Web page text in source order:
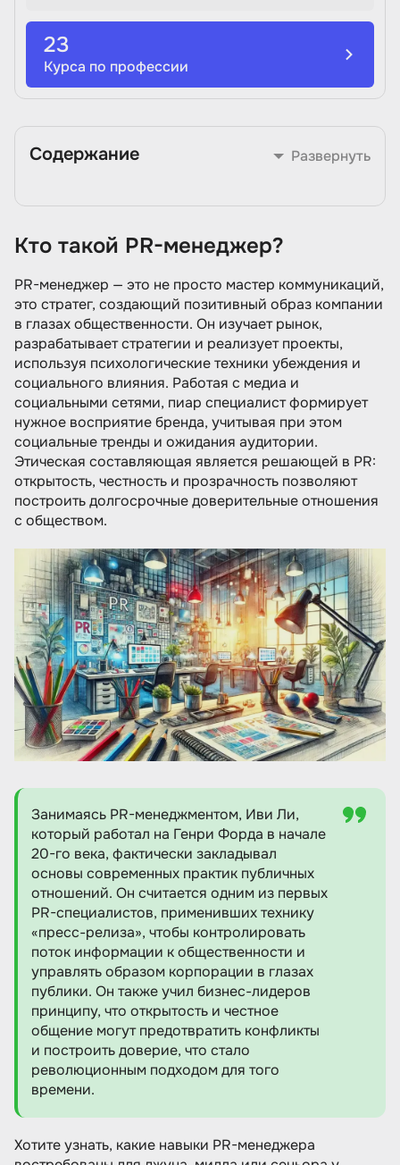
23
Курса по профессии
Содержание
Кто такой PR-менеджер?
Чем занимается специалист по связям с
общественностью?
Какими знаниями и умениями должен
обладать коммуникационный менеджер?
Минимальные требования к кандидатам на
должность
Карьерный рост специалиста по имиджевым
коммуникациям
Какие зарплаты у PR-менеджеров
Плюсы и минусы профессии
Как стать PR-manager?
Рекомендуем посмотреть курсы по PR
менеджменту
Несколько советов для соискателей на
должность
Список рекомендуемых книг для
начинающих пиар менеджеров
Резюме
Развернуть
Кто такой PR-менеджер?
PR-менеджер — это не просто мастер коммуникаций,
это стратег, создающий позитивный образ компании
в глазах общественности. Он изучает рынок,
разрабатывает стратегии и реализует проекты,
используя психологические техники убеждения и
социального влияния. Работая с медиа и
социальными сетями, пиар специалист формирует
нужное восприятие бренда, учитывая при этом
социальные тренды и ожидания аудитории.
Этическая составляющая является решающей в PR:
открытость, честность и прозрачность позволяют
построить долгосрочные доверительные отношения
с обществом.
Занимаясь PR-менеджментом, Иви Ли,
который работал на Генри Форда в начале
20-го века, фактически закладывал
основы современных практик публичных
отношений. Он считается одним из первых
PR-специалистов, применивших технику
«пресс-релиза», чтобы контролировать
поток информации к общественности и
управлять образом корпорации в глазах
публики. Он также учил бизнес-лидеров
принципу, что открытость и честное
общение могут предотвратить конфликты
и построить доверие, что стало
революционным подходом для того
времени.
Хотите узнать, какие навыки PR-менеджера
Акции и промокоды